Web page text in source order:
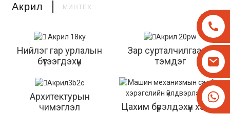
+8613825779334
+16266628193
Акрил МИНТЕХ
Нийлэг гар урлалын
бүтээгдэхүүн
Зар сурталчилгааны
тэмдэг
Архитектурын
чимэглэл
Цахим бүрэлдэхүүн хэсгүүд